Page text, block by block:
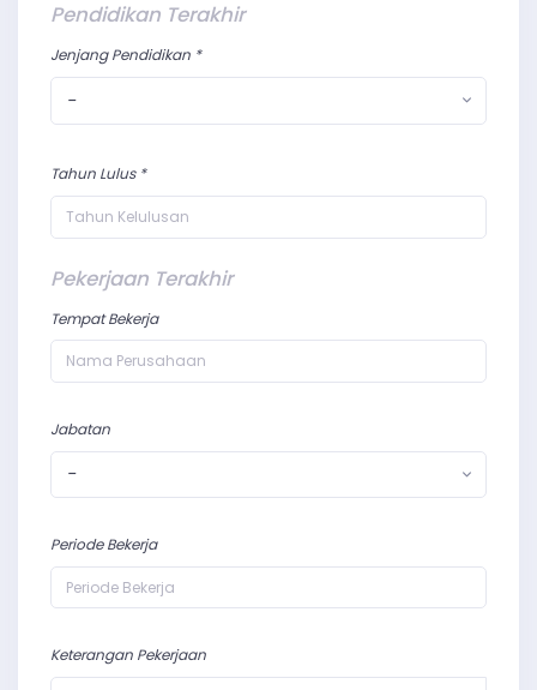
Pendidikan Terakhir
Jenjang Pendidikan *
-
Tahun Lulus *
Pekerjaan Terakhir
Tempat Bekerja
Jabatan
-
Periode Bekerja
Keterangan Pekerjaan